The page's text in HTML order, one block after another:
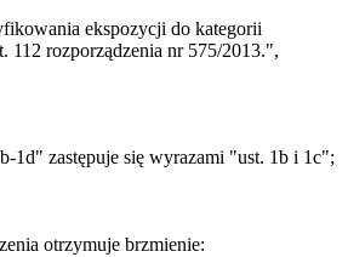
ekspozycji do kategorii
112 rozporządzenia nr 575/2013.",
1d" zastępuje się wyrazami "ust. 1b i 1c";
otrzymuje brzmienie: